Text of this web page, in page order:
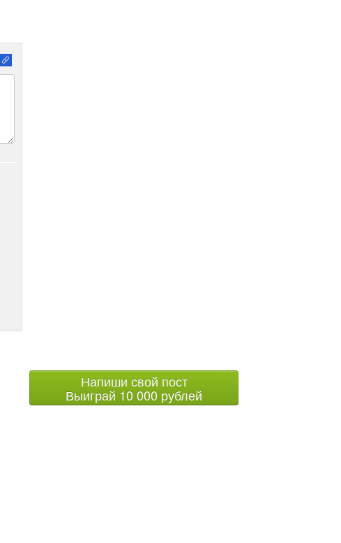
Напиши свой пост
Выиграй 10 000 рублей